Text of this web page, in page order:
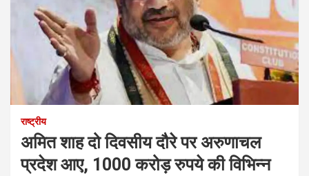
राष्ट्रीय
अमित शाह दो दिवसीय दौरे पर अरुणाचल
प्रदेश आए, 1000 करोड़ रुपये की विभिन्न